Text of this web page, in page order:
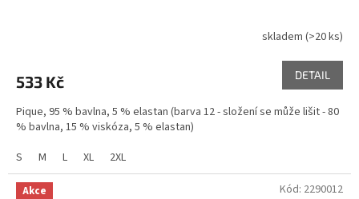
skladem (>20 ks)
533 Kč DETAIL
Pique, 95 % bavlna, 5 % elastan (barva 12 - složení se může lišit - 80
% bavlna, 15 % viskóza, 5 % elastan)
S
M L XL 2XL
Akce Kód: 2290012